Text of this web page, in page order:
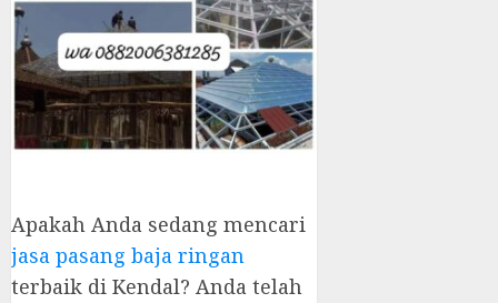
Apakah Anda sedang mencari
jasa pasang baja ringan
terbaik di Kendal? Anda telah